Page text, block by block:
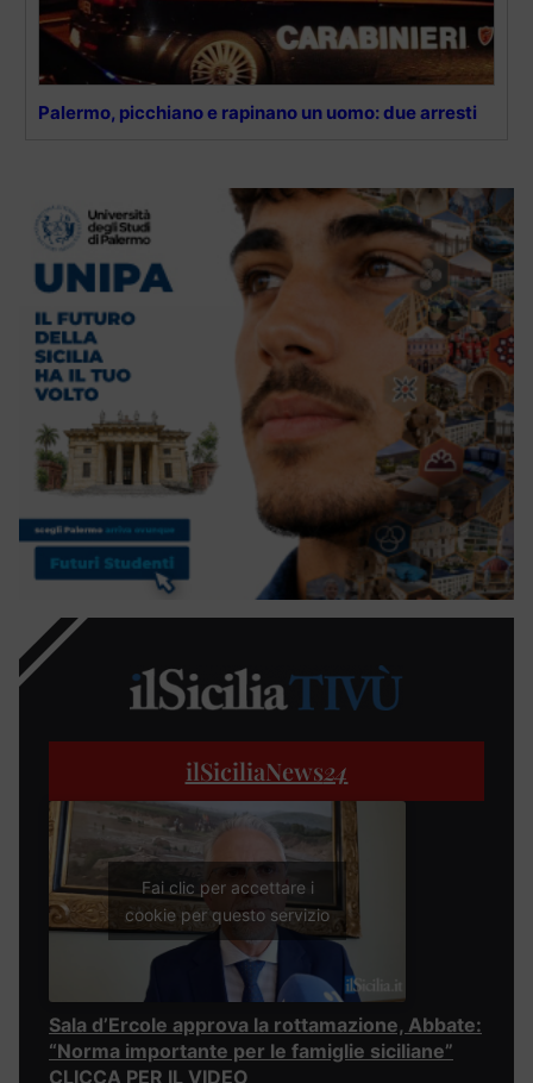
Palermo, picchiano e rapinano un uomo: due arresti
ilSiciliaNews24
Fai clic per accettare i
cookie per questo servizio
Sala d’Ercole approva la rottamazione, Abbate:
“Norma importante per le famiglie siciliane”
CLICCA PER IL VIDEO